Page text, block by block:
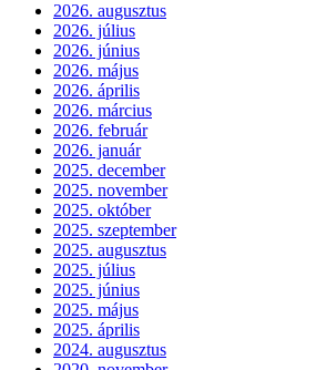
2026. augusztus
2026. július
2026. június
2026. május
2026. április
2026. március
2026. február
2026. január
2025. december
2025. november
2025. október
2025. szeptember
2025. augusztus
2025. július
2025. június
2025. május
2025. április
2024. augusztus